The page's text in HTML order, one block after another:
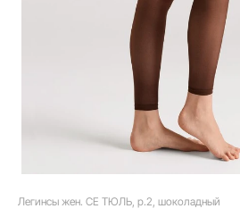
Легинсы жен. CE ТЮЛЬ, р.2, шоколадный